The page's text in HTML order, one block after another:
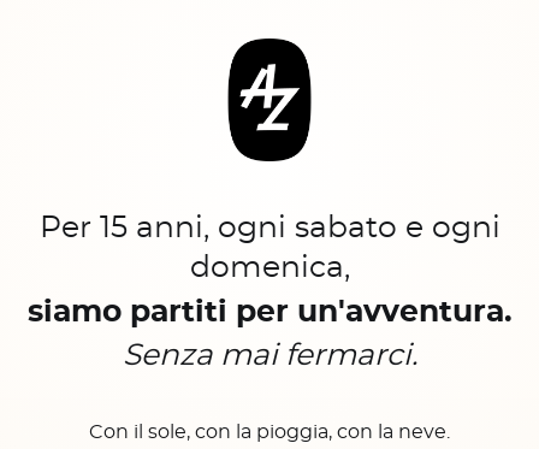
Per 15 anni, ogni sabato e ogni
domenica,
siamo partiti per un'avventura.
Senza mai fermarci.
Con il sole, con la pioggia, con la neve.